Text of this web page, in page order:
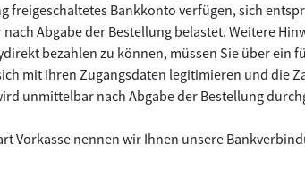
freigeschaltetes Bankkonto verfügen, sich
Abgabe der Bestellung belastet. Weitere
bezahlen zu können, müssen Sie über
mit Ihren Zugangsdaten legitimieren und die
unmittelbar nach Abgabe der Bestellung
Vorkasse nennen wir Ihnen unsere